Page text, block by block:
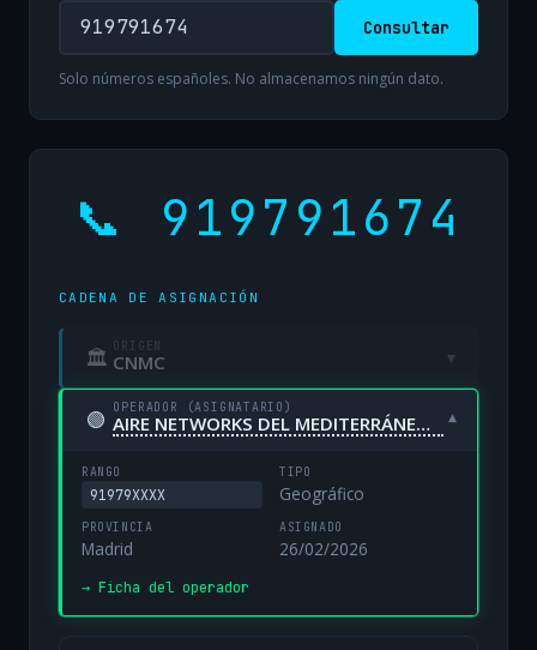
Consultar
Solo números españoles. No almacenamos ningún dato.
📞 919791674
CADENA DE ASIGNACIÓN
🏛 ORIGEN
CNMC ▾
🟢 OPERADOR (ASIGNATARIO)
AIRE NETWORKS DEL MEDITERRÁNEO, S.L. UNIPERSONAL ▾
RANGO
91979XXXX
TIPO
Geográfico
PROVINCIA
Madrid
ASIGNADO
26/02/2026
→ Ficha del operador